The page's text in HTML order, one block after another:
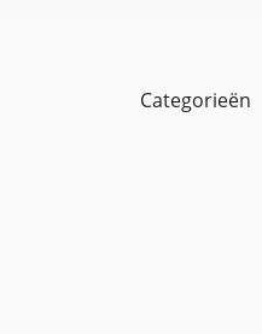
Categorieën